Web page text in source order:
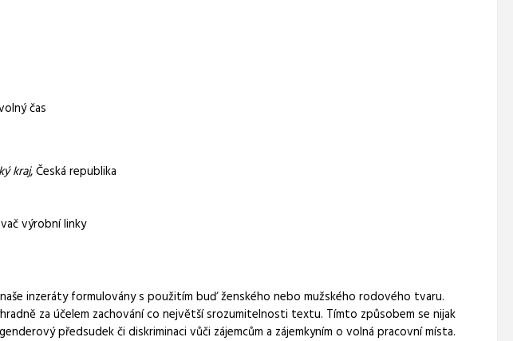
čas
kraj, Česká republika
výrobní linky
inzeráty formulovány s použitím buď ženského nebo mužského rodového tvaru.
za účelem zachování co největší srozumitelnosti textu. Tímto způsobem se nijak
předsudek či diskriminaci vůči zájemcům a zájemkyním o volná pracovní místa.